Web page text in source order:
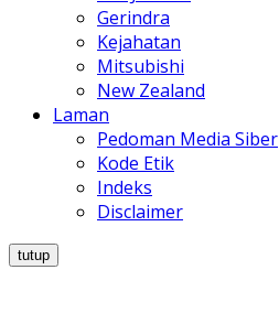
Gerindra
Kejahatan
Mitsubishi
New Zealand
Laman
Pedoman Media Siber
Kode Etik
Indeks
Disclaimer
tutup